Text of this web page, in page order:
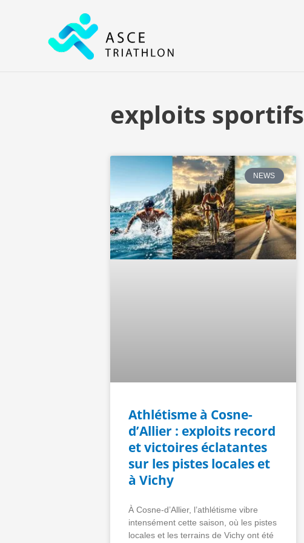
exploits sportifs
NEWS
Athlétisme à Cosne-
d’Allier : exploits record
et victoires éclatantes
sur les pistes locales et
à Vichy
À Cosne-d’Allier, l’athlétisme vibre
intensément cette saison, où les pistes
locales et les terrains de Vichy ont été